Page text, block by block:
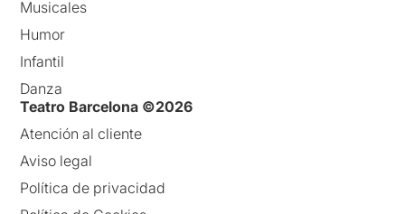
Musicales
Humor
Infantil
Danza
Teatro Barcelona ©2026
Atención al cliente
Aviso legal
Política de privacidad